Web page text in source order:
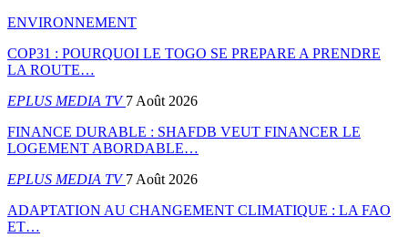
ENVIRONNEMENT
COP31 : POURQUOI LE TOGO SE PREPARE A PRENDRE
LA ROUTE…
EPLUS MEDIA TV7 Août 2026
FINANCE DURABLE : SHAFDB VEUT FINANCER LE
LOGEMENT ABORDABLE…
EPLUS MEDIA TV7 Août 2026
ADAPTATION AU CHANGEMENT CLIMATIQUE : LA FAO
ET…